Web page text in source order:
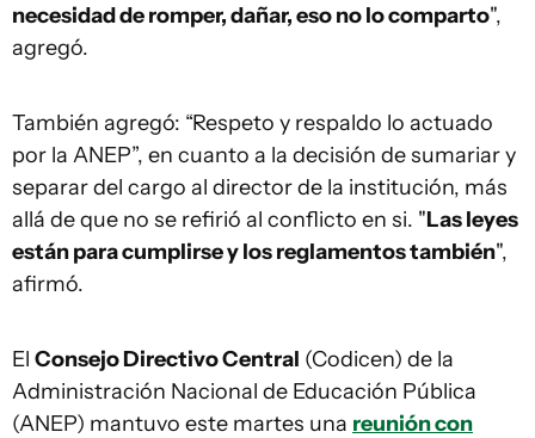
necesidad de romper, dañar, eso no lo comparto",
agregó.
También agregó: “Respeto y respaldo lo actuado
por la ANEP”, en cuanto a la decisión de sumariar y
separar del cargo al director de la institución, más
allá de que no se refirió al conflicto en si. "Las leyes
están para cumplirse y los reglamentos también",
afirmó.
El Consejo Directivo Central (Codicen) de la
Administración Nacional de Educación Pública
(ANEP) mantuvo este martes una reunión con